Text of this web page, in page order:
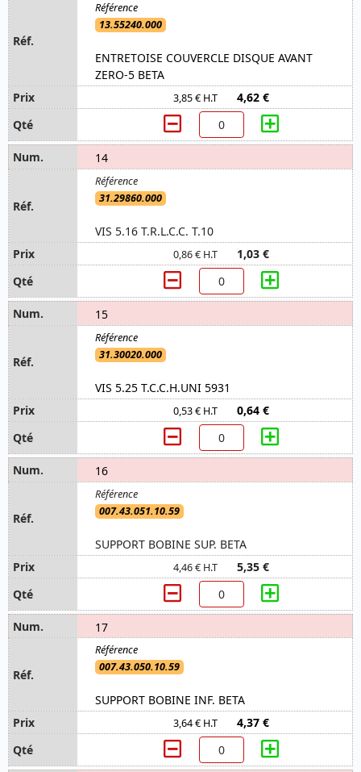
13.55240.000
ENTRETOISE COUVERCLE DISQUE AVANT
ZERO-5 BETA
3,85 € H.T 4,62 €
14
31.29860.000
VIS 5.16 T.R.L.C.C. T.10
0,86 € H.T 1,03 €
15
31.30020.000
VIS 5.25 T.C.C.H.UNI 5931
0,53 € H.T 0,64 €
16
007.43.051.10.59
SUPPORT BOBINE SUP. BETA
4,46 € H.T 5,35 €
17
007.43.050.10.59
SUPPORT BOBINE INF. BETA
3,64 € H.T 4,37 €